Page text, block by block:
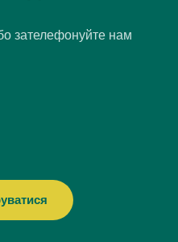
зателефонуйте нам